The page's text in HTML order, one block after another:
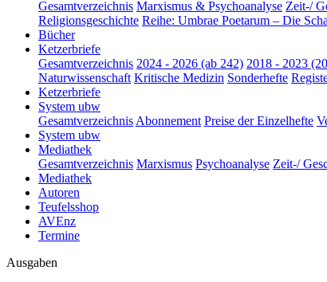
Gesamtverzeichnis Marxismus & Psychoanalyse Zeit-/
Religionsgeschichte Reihe: Umbrae Poetarum – Die
Bücher
Ketzerbriefe
Gesamtverzeichnis 2024 - 2026 (ab 242) 2018 - 2023
Naturwissenschaft Kritische Medizin Sonderhefte
Ketzerbriefe
System ubw
GesamtverzeichnisAbonnement Preise der Einzelhefte
System ubw
Mediathek
Gesamtverzeichnis Marxismus Psychoanalyse Zeit-/
Mediathek
Autoren
Teufelsshop
AVEnz
Termine
Ausgaben